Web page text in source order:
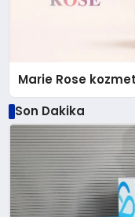
Marie Rose
Son Dakika